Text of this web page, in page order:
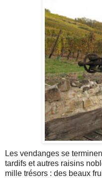
Les vendanges se
tardifs et autres raisins
mille trésors : des beaux